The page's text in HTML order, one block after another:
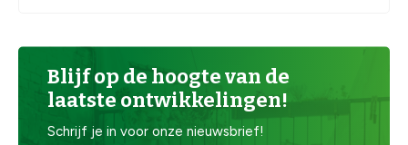
Blijf op de hoogte van de
laatste ontwikkelingen!
Schrijf je in voor onze nieuwsbrief!